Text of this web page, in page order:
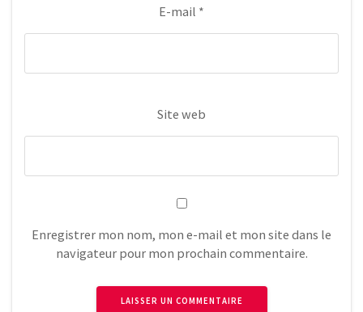
E-mail *
Site web
Enregistrer mon nom, mon e-mail et mon site dans le
navigateur pour mon prochain commentaire.